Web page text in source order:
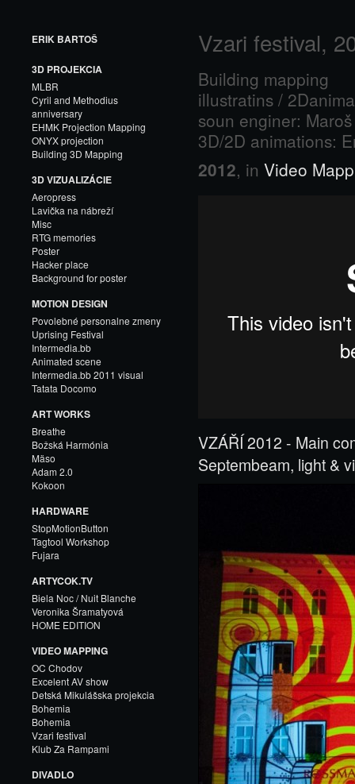
ERIK BARTOŠ
3D PROJEKCIA
MLBR
Cyril and Methodius
anniversary
EHMK Projection Mapping
ONYX projection
Building 3D Mapping
3D VIZUALIZÁCIE
Aeropress
Lavička na nábreží
Misc
RTG memories
Poster
Hacker place
Background for poster
MOTION DESIGN
Povolebné personalne zmeny
Uprising Festival
Intermedia.bb
Animated scene
Intermedia.bb 2011 visual
Tatata Docomo
ART WORKS
Breathe
Božská Harmónia
Mäso
Adam 2.0
Kokoon
HARDWARE
StopMotionButton
Tagtool Workshop
Fujara
ARTYCOK.TV
Biela Noc / Nuit Blanche
Veronika Šramatyová
HOME EDITION
VIDEO MAPPING
OC Chodov
Excelent AV show
Detská Mikulášska projekcia
Bohemia
Bohemia
Vzari festival
Klub Za Rampami
DIVADLO
Vzari festival,
Building mapping
illustratins /
soun enginer:
3D/2D animations:
2012, in Video
VZÁŘÍ 2012 - Main
Septembeam, light &